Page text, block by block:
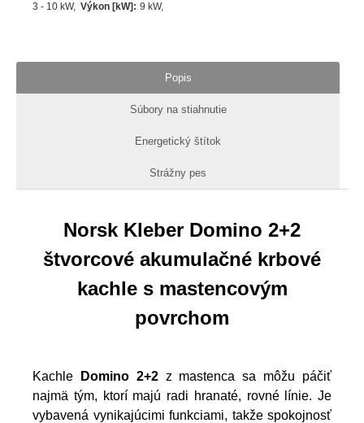
3 - 10 kW
Výkon [kW] : 9 kW
Popis
Súbory na stiahnutie
Energetický štítok
Strážny pes
Norsk Kleber Domino 2+2
štvorcové akumulačné krbové
kachle s mastencovým
povrchom
Kachle Domino 2+2z mastenca sa môžu páčiť
najmä tým, ktorí majú radi hranaté, rovné línie. Je
vybavená vynikajúcimi funkciami, takže spokojnosť